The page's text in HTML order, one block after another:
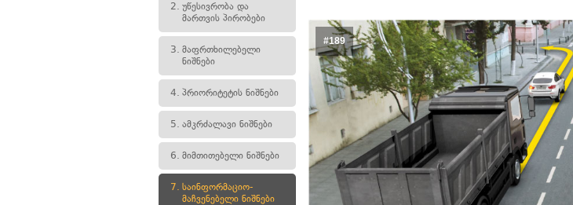
2. უწესივრობა და
მართვის პირობები
3. მაფრთხილებელი
ნიშნები
4. პრიორიტეტის ნიშნები
5. ამკრძალავი ნიშნები
6. მიმთითებელი ნიშნები
7. საინფორმაციო-
მაჩვენებელი ნიშნები
#189